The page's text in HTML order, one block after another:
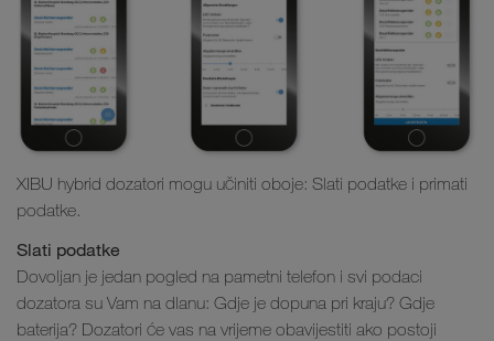
XIBU hybrid dozatori mogu učiniti oboje: Slati podatke i primati
podatke.
Slati podatke
Dovoljan je jedan pogled na pametni telefon i svi podaci
dozatora su Vam na dlanu: Gdje je dopuna pri kraju? Gdje
baterija? Dozatori će vas na vrijeme obavijestiti ako postoji